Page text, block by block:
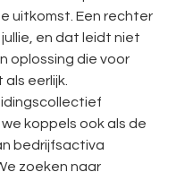
uitkomst. Een rechter
en dat leidt niet
oplossing die voor
eerlijk.
koppels ook als de
bedrijfsactiva
zoeken naar